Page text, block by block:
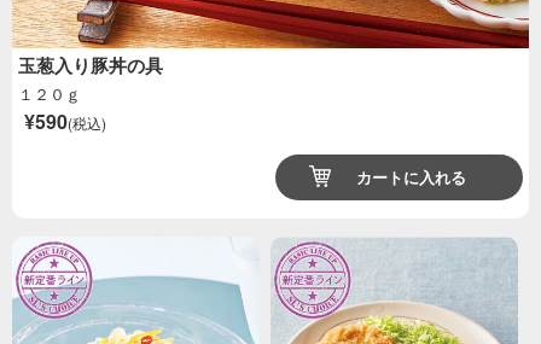
玉葱入り豚丼の具
１２０ｇ
¥590(税込)
カートに入れる